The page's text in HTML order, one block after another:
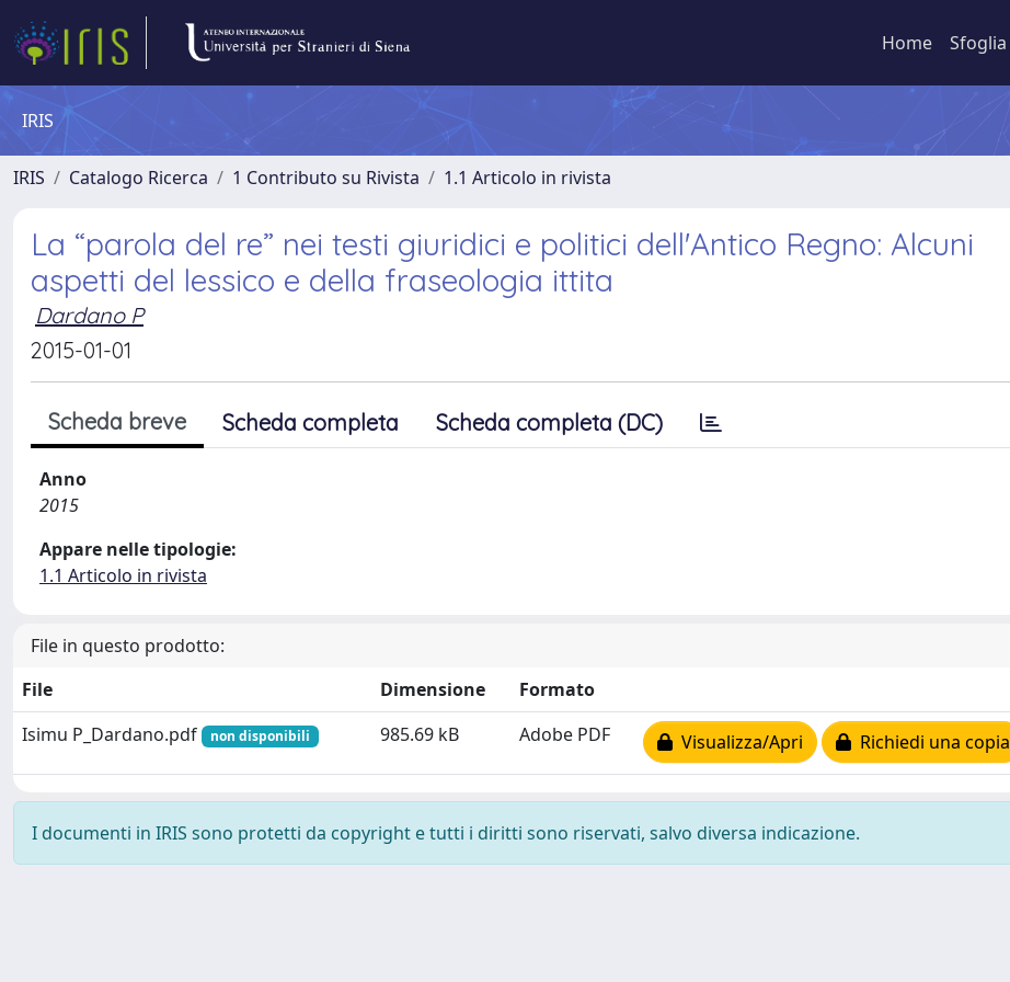
Home Sfoglia
IRIS
IRIS Catalogo Ricerca 1 Contributo su Rivista 1.1 Articolo in rivista
La “parola del re” nei testi giuridici e politici dell'Antico Regno: Alcuni
aspetti del lessico e della fraseologia ittita
Dardano P
2015-01-01
Scheda breve Scheda completa Scheda completa (DC)
Anno
2015
Appare nelle tipologie:
1.1 Articolo in rivista
File in questo prodotto:
File
Dimensione
Formato
Isimu P_Dardano.pdf
non disponibili 985.69 kB Adobe PDF Visualizza/Apri Richiedi una copia
I documenti in IRIS sono protetti da copyright e tutti i diritti sono riservati, salvo diversa indicazione.